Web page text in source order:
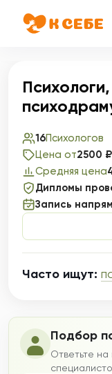
16Психологов
Цена от2500 ₽
Средняя цена
Дипломы
Запись
Часто ищут:
Подбор
Ответьте